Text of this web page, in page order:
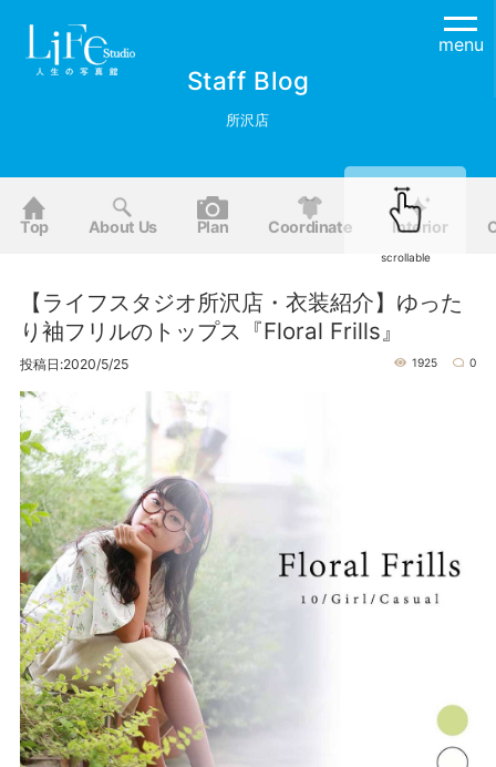
menu
Staff Blog
所沢店
Top About Us Plan Coordinate Interior
【ライフスタジオ所沢店・衣装紹介】ゆった
り袖フリルのトップス『Floral Frills』
投稿日:2020/5/25 1925 0